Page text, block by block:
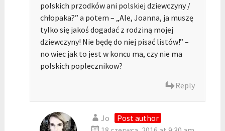
polskich przodków ani polskiej dziewczyny /
chłopaka?” a potem – „Ale, Joanna, ja muszę
tylko się jakoś dogadać z rodziną mojej
dziewczyny! Nie będę do niej pisać listów!” –
no wiec jak to jest w koncu ma, czy nie ma
polskich poplecznikow?
Reply
Jo
Post author